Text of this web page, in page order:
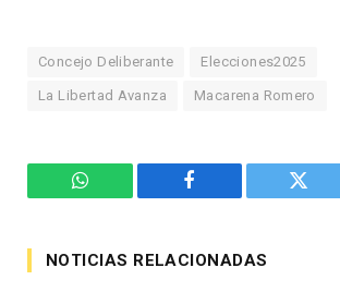
Concejo Deliberante Elecciones2025
La Libertad Avanza Macarena Romero
WhatsApp Facebook
NOTICIAS RELACIONADAS